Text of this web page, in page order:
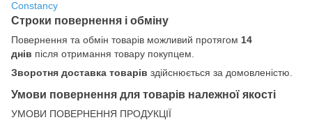
Constancy
Строки повернення і обміну
Повернення та обмін товарів можливий протягом 14
днів після отримання товару покупцем.
Зворотня доставка товарів здійснюється за домовленістю.
Умови повернення для товарів належної якості
УМОВИ ПОВЕРНЕННЯ ПРОДУКЦІЇ